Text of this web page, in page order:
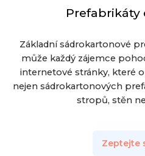
Prefabrikáty
Základní sádrokartonové
může každý zájemce
internetové stránky, které
nejen sádrokartonových
stropů, stěn
Zeptejte